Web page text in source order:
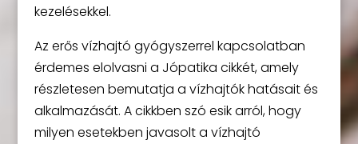
kezelésekkel.
Az erős vízhajtó gyógyszerrel kapcsolatban
érdemes elolvasni a Jópatika cikkét, amely
részletesen bemutatja a vízhajtók hatásait és
alkalmazását. A cikkben szó esik arról, hogy
milyen esetekben javasolt a vízhajtó